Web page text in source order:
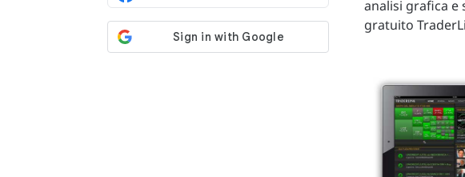
analisi grafica e
gratuito